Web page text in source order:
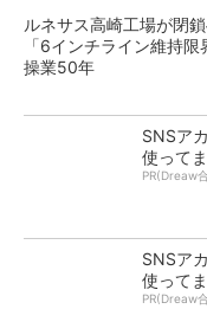
ルネサス高崎工場が閉
「6インチライン維持限
操業50年
SNSア
使ってま
PR(Dreaw
SNSア
使ってま
PR(Dreaw